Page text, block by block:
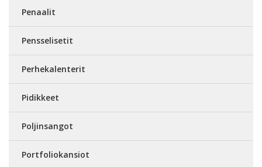
Penaalit
Pensselisetit
Perhekalenterit
Pidikkeet
Poljinsangot
Portfoliokansiot